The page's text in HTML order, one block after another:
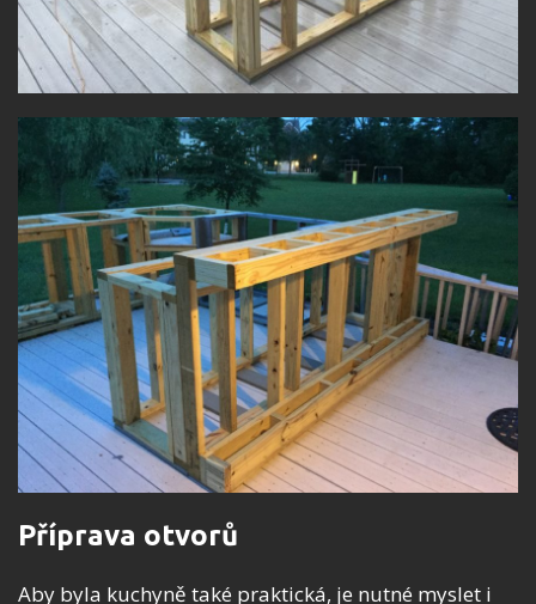
Příprava otvorů
Aby byla kuchyně také praktická, je nutné myslet i